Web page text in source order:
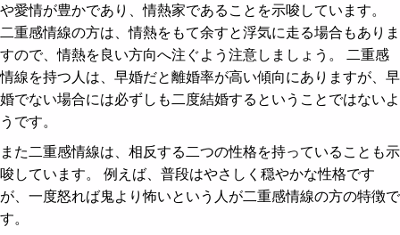
や愛情が豊かであり、情熱家であることを示唆しています。
二重感情線の方は、情熱をもて余すと浮気に走る場合もありま
すので、情熱を良い方向へ注ぐよう注意しましょう。 二重感
情線を持つ人は、早婚だと離婚率が高い傾向にありますが、早
婚でない場合には必ずしも二度結婚するということではないよ
うです。
また二重感情線は、相反する二つの性格を持っていることも示
唆しています。 例えば、普段はやさしく穏やかな性格です
が、一度怒れば鬼より怖いという人が二重感情線の方の特徴で
す。